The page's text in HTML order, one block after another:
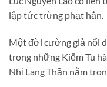
lập tức trừng phạt hắn.
Một đời cường giả nổi
trong những Kiếm Tu
Nhị Lang Thần nằm